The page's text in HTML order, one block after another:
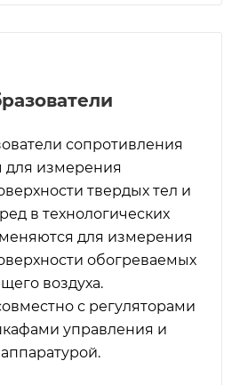
сопротивления
для измерения
твердых тел и
в технологических
для измерения
обогреваемых
воздуха.
с регуляторами
управления и